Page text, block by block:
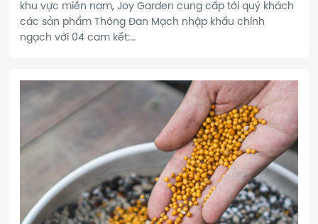
khu vực miền nam, Joy Garden cung cấp tới quý khách
các sản phẩm Thông Đan Mạch nhập khẩu chính
ngạch với 04 cam kết: